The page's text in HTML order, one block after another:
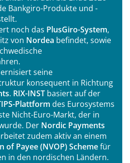
Bankgiro-Produkte und -
noch das PlusGiro-System,
von Nordea befindet, sowie
seine
konsequent in Richtung
. RIX-INST basiert auf der
Plattform des Eurosystems
Nicht-Euro-Markt, der in
Der Nordic Payments
zudem aktiv an einem
of Payee (NVOP) Schemefür
in den nordischen Ländern.